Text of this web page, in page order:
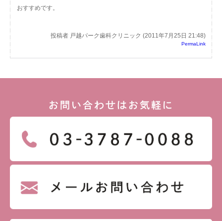
おすすめです。
投稿者 戸越パーク歯科クリニック (2011年7月25日 21:48)
PermaLink
お問い合わせはお気軽に